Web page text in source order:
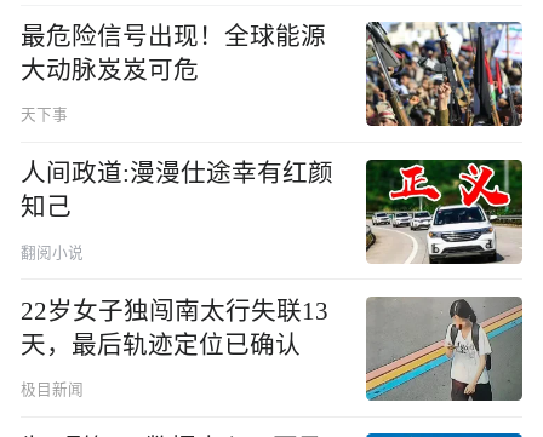
最危险信号出现！全球能源
大动脉岌岌可危
天下事
人间政道:漫漫仕途幸有红颜
知己
翻阅小说
22岁女子独闯南太行失联13
天，最后轨迹定位已确认
极目新闻